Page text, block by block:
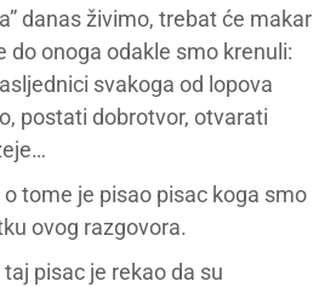
danas živimo, trebat će makar
do onoga odakle smo krenuli:
svakoga od lopova
postati dobrotvor, otvarati
o tome je pisao pisac koga smo
ovog razgovora.
taj pisac je rekao da su